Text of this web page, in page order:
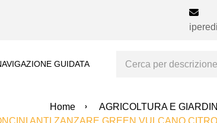
GUIDATA
Home
AGRICOLTURA E
ANTI ZANZARE GREEN VULCANO